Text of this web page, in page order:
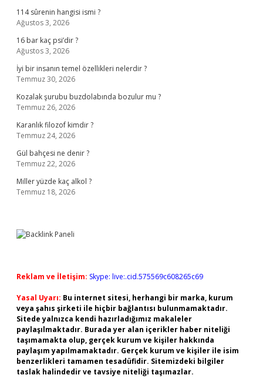
114 sûrenin hangisi ismi ?
Ağustos 3, 2026
16 bar kaç psi’dir ?
Ağustos 3, 2026
İyi bir insanın temel özellikleri nelerdir ?
Temmuz 30, 2026
Kozalak şurubu buzdolabında bozulur mu ?
Temmuz 26, 2026
Karanlık filozof kimdir ?
Temmuz 24, 2026
Gül bahçesi ne denir ?
Temmuz 22, 2026
Miller yüzde kaç alkol ?
Temmuz 18, 2026
Reklam ve İletişim: Skype: live:.cid.575569c608265c69
Yasal Uyarı: Bu internet sitesi, herhangi bir marka, kurum
veya şahıs şirketi ile hiçbir bağlantısı bulunmamaktadır.
Sitede yalnızca kendi hazırladığımız makaleler
paylaşılmaktadır. Burada yer alan içerikler haber niteliği
taşımamakta olup, gerçek kurum ve kişiler hakkında
paylaşım yapılmamaktadır. Gerçek kurum ve kişiler ile isim
benzerlikleri tamamen tesadüfidir. Sitemizdeki bilgiler
taslak halindedir ve tavsiye niteliği taşımazlar.